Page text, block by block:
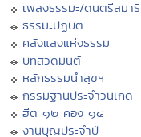
เพลงธรรมะ/ดนตรีสมาธิ
ธรรมะปฏิบัติ
คลังแสงแห่งธรรม
บทสวดมนต์
หลักธรรมนำสุขฯ
กรรมฐานประจำวันเกิด
ฮีต ๑๒ คอง ๑๔
งานบุญประจำปี